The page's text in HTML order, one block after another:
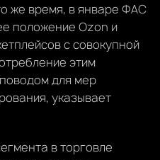
же время, в январе ФАС
положение Ozon и
с совокупной
этим
для мер
указывает
в торговле